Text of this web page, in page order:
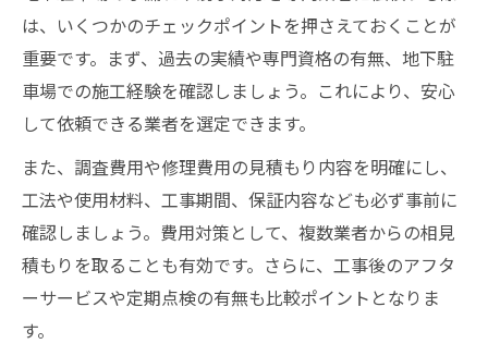
は、いくつかのチェックポイントを押さえておくことが
重要です。まず、過去の実績や専門資格の有無、地下駐
車場での施工経験を確認しましょう。これにより、安心
して依頼できる業者を選定できます。
また、調査費用や修理費用の見積もり内容を明確にし、
工法や使用材料、工事期間、保証内容なども必ず事前に
確認しましょう。費用対策として、複数業者からの相見
積もりを取ることも有効です。さらに、工事後のアフタ
ーサービスや定期点検の有無も比較ポイントとなりま
す。